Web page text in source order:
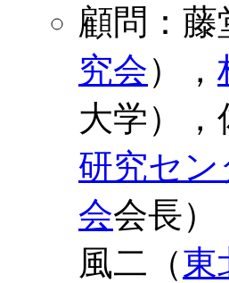
顧問：藤
究会），
大学），
研究セン
会会長）
風二（東